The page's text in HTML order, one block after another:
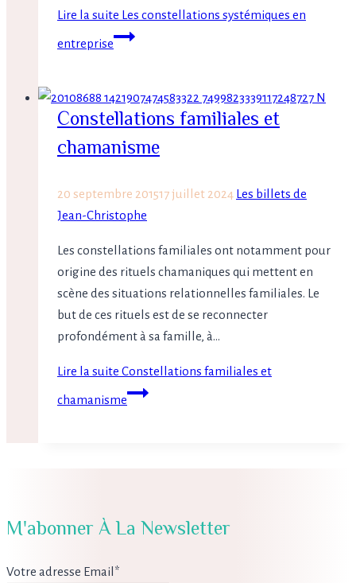
Lire la suite Les constellations systémiques en
entreprise
Constellations familiales et
chamanisme
20 septembre 201517 juillet 2024 Les billets de
Jean-Christophe
Les constellations familiales ont notamment pour
origine des rituels chamaniques qui mettent en
scène des situations relationnelles familiales. Le
but de ces rituels est de se reconnecter
profondément à sa famille, à…
Lire la suite Constellations familiales et
chamanisme
M'abonner À La Newsletter
Votre adresse Email*